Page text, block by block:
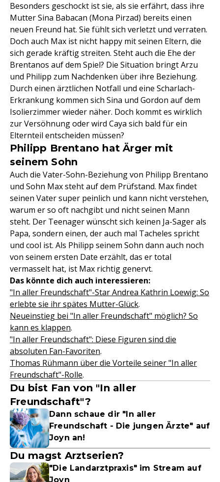
Besonders geschockt ist sie, als sie erfährt, dass ihre
Mutter Sina Babacan (Mona Pirzad) bereits einen
neuen Freund hat. Sie fühlt sich verletzt und verraten.
Doch auch Max ist nicht happy mit seinen Eltern, die
sich gerade kräftig streiten. Steht auch die Ehe der
Brentanos auf dem Spiel? Die Situation bringt Arzu
und Philipp zum Nachdenken über ihre Beziehung.
Durch einen ärztlichen Notfall und eine Scharlach-
Erkrankung kommen sich Sina und Gordon auf dem
Isolierzimmer wieder näher. Doch kommt es wirklich
zur Versöhnung oder wird Caya sich bald für ein
Elternteil entscheiden müssen?
Philipp Brentano hat Ärger mit
seinem Sohn
Auch die Vater-Sohn-Beziehung von Philipp Brentano
und Sohn Max steht auf dem Prüfstand. Max findet
seinen Vater super peinlich und kann nicht verstehen,
warum er so oft nachgibt und nicht seinen Mann
steht. Der Teenager wünscht sich keinen Ja-Sager als
Papa, sondern einen, der auch mal Tacheles spricht
und cool ist. Als Philipp seinem Sohn dann auch noch
von seinem ersten Date erzählt, das er total
vermasselt hat, ist Max richtig genervt.
Das könnte dich auch interessieren:
"In aller Freundschaft"-Star Andrea Kathrin Loewig: So
erlebte sie ihr spätes Mutter-Glück.
Neueinstieg bei "In aller Freundschaft" möglich? So
kann es klappen.
"In aller Freundschaft": Diese Figuren sind die
absoluten Fan-Favoriten.
Thomas Rühmann über die Vorteile seiner "In aller
Freundschaft"-Rolle.
Du bist Fan von "In aller
Freundschaft"?
Dann schaue dir "In aller
Freundschaft - Die jungen Ärzte" auf
Joyn an!
Du magst Arztserien?
"Die Landarztpraxis" im Stream auf
Joyn